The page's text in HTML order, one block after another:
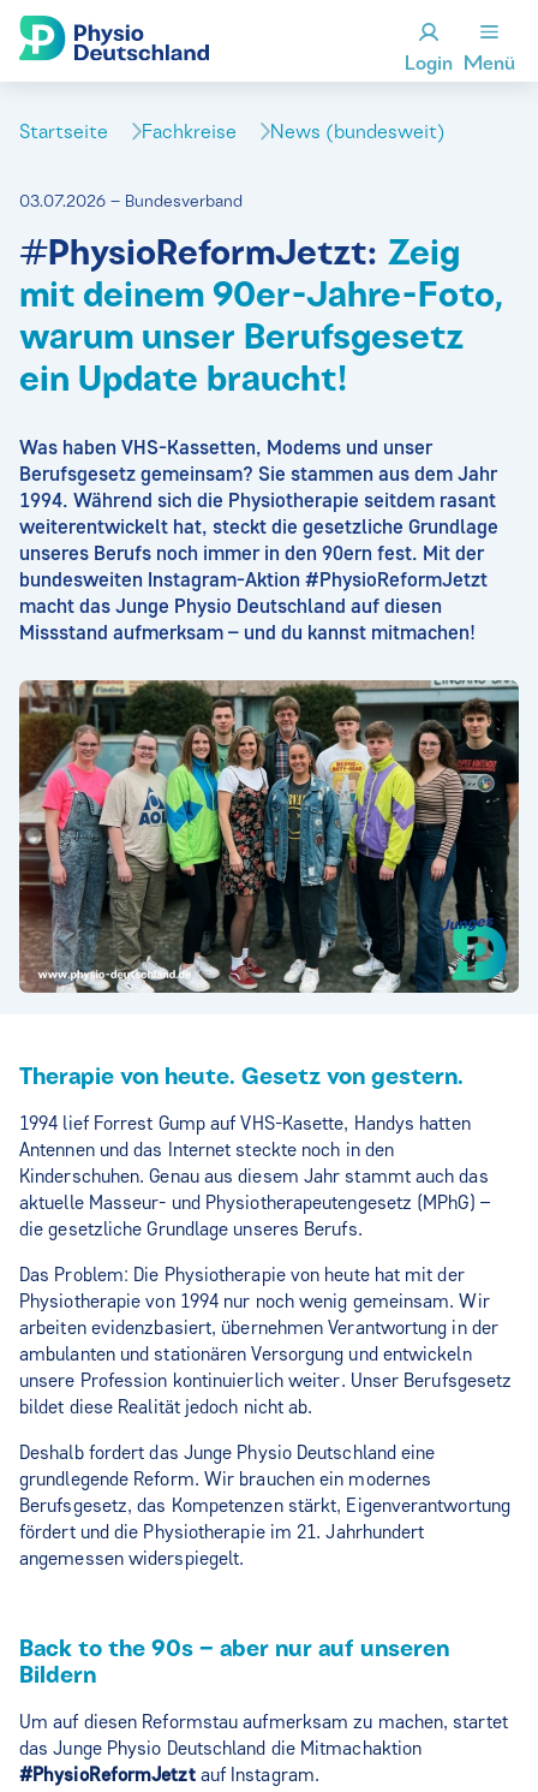
Login Menü
Startseite Fachkreise News (bundesweit)
03.07.2026 – Bundesverband
#PhysioReformJetzt: Zeig
mit deinem 90er-Jahre-Foto,
warum unser Berufsgesetz
ein Update braucht!
Was haben VHS-Kassetten, Modems und unser
Berufsgesetz gemeinsam? Sie stammen aus dem Jahr
1994. Während sich die Physiotherapie seitdem rasant
weiterentwickelt hat, steckt die gesetzliche Grundlage
unseres Berufs noch immer in den 90ern fest. Mit der
bundesweiten Instagram-Aktion #PhysioReformJetzt
macht das Junge Physio Deutschland auf diesen
Missstand aufmerksam – und du kannst mitmachen!
Therapie von heute. Gesetz von gestern.
1994 lief Forrest Gump auf VHS-Kasette, Handys hatten
Antennen und das Internet steckte noch in den
Kinderschuhen. Genau aus diesem Jahr stammt auch das
aktuelle Masseur- und Physiotherapeutengesetz (MPhG) –
die gesetzliche Grundlage unseres Berufs.
Das Problem: Die Physiotherapie von heute hat mit der
Physiotherapie von 1994 nur noch wenig gemeinsam. Wir
arbeiten evidenzbasiert, übernehmen Verantwortung in der
ambulanten und stationären Versorgung und entwickeln
unsere Profession kontinuierlich weiter. Unser Berufsgesetz
bildet diese Realität jedoch nicht ab.
Deshalb fordert das Junge Physio Deutschland eine
grundlegende Reform. Wir brauchen ein modernes
Berufsgesetz, das Kompetenzen stärkt, Eigenverantwortung
fördert und die Physiotherapie im 21. Jahrhundert
angemessen widerspiegelt.
Back to the 90s – aber nur auf unseren
Bildern
Um auf diesen Reformstau aufmerksam zu machen, startet
das Junge Physio Deutschland die Mitmachaktion
#PhysioReformJetztauf Instagram.